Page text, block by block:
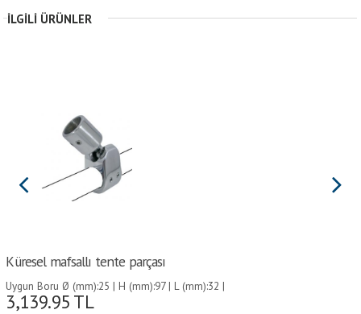
İLGILI ÜRÜNLER
Küresel mafsallı tente parçası
Uygun Boru Ø (mm):25 | H (mm):97 | L (mm):32 |
3,139.95 TL